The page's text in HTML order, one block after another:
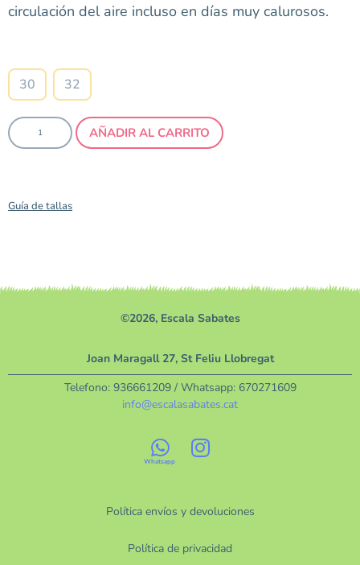
circulación del aire incluso en días muy calurosos.
30 32
AÑADIR AL CARRITO
Guía de tallas
©2026, Escala Sabates
Política envíos y devoluciones
Política de privacidad
Joan Maragall 27, St Feliu Llobregat
Telefono: 936661209/ Whatsapp: 670271609
info@escalasabates.cat